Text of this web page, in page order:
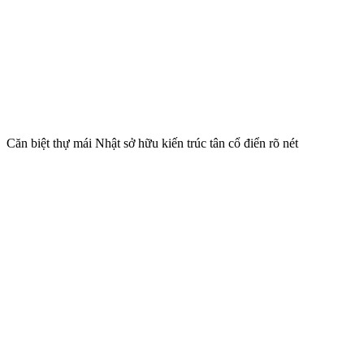
Căn biệt thự mái Nhật sở hữu kiến trúc tân cổ điển rõ nét